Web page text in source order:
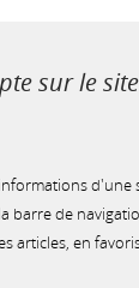
sur le
d'une
barre de
articles, en